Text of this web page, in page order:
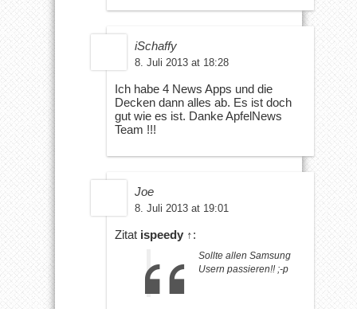
iSchaffy
8. Juli 2013 at 18:28
Ich habe 4 News Apps und die
Decken dann alles ab. Es ist doch
gut wie es ist. Danke ApfelNews
Team !!!
Joe
8. Juli 2013 at 19:01
Zitat ispeedy ↑:
Sollte allen Samsung
Usern passieren!! ;-p